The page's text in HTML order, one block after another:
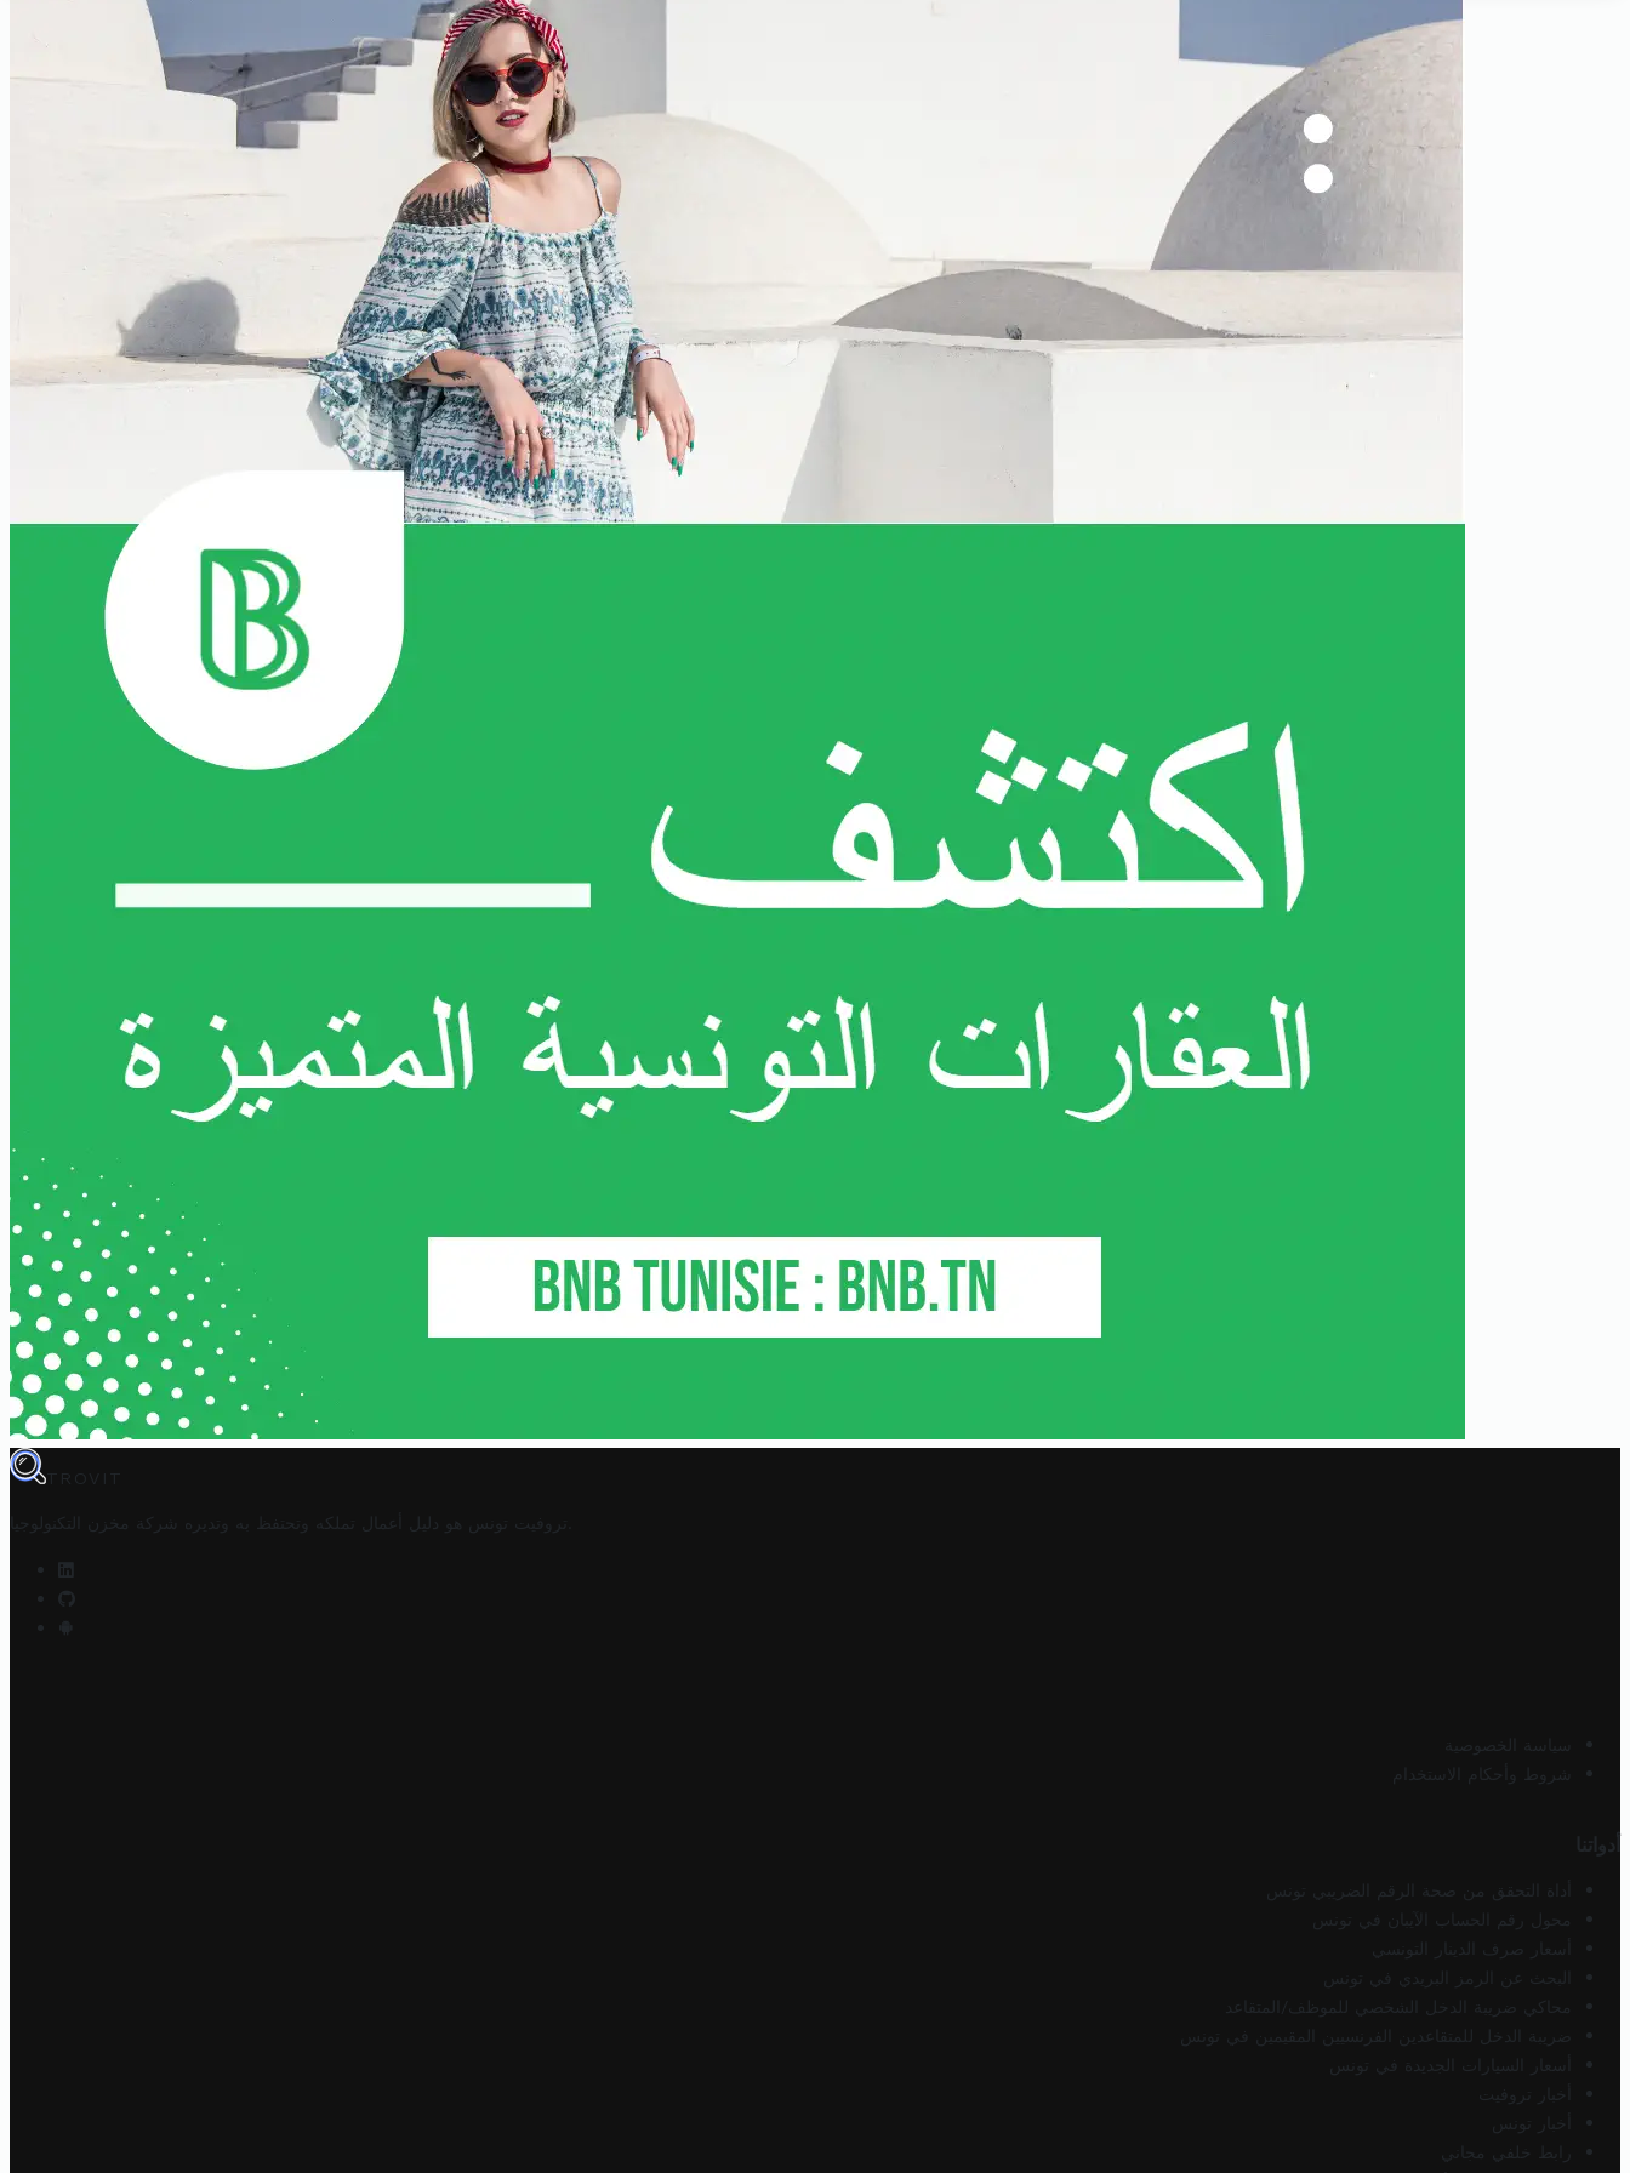
TROVIT
تروفيت تونس هو دليل أعمال تملكه وتحتفظ به وتديره شركة مخزن التكنولوجيا
سياسة الخصوصية
شروط وأحكام الاستخدام
أدواتنا
أداة التحقق من صحة الرقم الضريبي تونس
محول رقم الحساب الآيبان في تونس
أسعار صرف الدينار التونسي
البحث عن الرمز البريدي في تونس
محاكي ضريبة الدخل الشخصي للموظف/المتقاعد
ضريبة الدخل للمتقاعدين الفرنسيين المقيمين في تونس
أسعار السيارات الجديدة في تونس
أخبار تروفيت
أخبار تونس
رابط خلفي مجاني